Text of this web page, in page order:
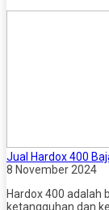
Jual Hardox 400
8 November 2024
Hardox 400 adalah
ketangguhan dan